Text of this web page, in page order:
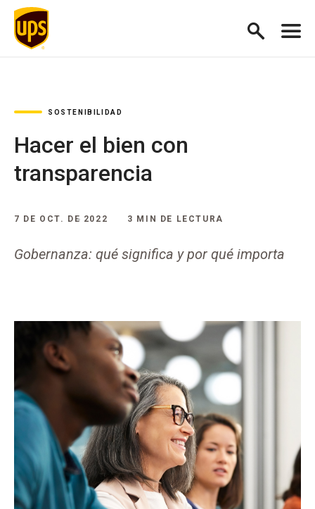
SOSTENIBILIDAD
Hacer el bien con
transparencia
7 DE OCT. DE 2022 3 MIN DE LECTURA
Gobernanza: qué significa y por qué importa